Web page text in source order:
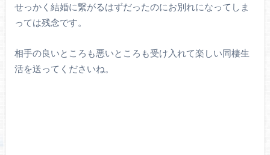
せっかく結婚に繋がるはずだったのにお別れになってしま
っては残念です。
相手の良いところも悪いところも受け入れて楽しい同棲生
活を送ってくださいね。